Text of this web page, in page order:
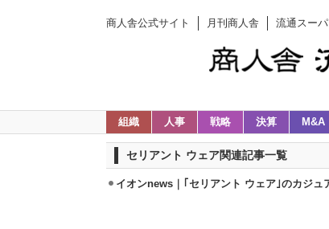
商人舎公式サイト 月刊商人舎 流通スー
組織 人事 戦略 決算 M&A
セリアント ウェア関連記事一覧
イオンnews｜｢セリアント ウェア｣のカジュ